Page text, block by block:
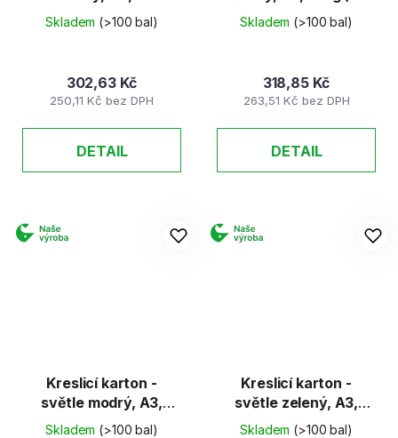
(50 listů)
Skladem (>100 bal)
250,11 Kč bez DPH
302,63 Kč
DETAIL
listů)
Skladem (>100 bal)
263,51 Kč bez DPH
318,85 Kč
DETAIL
Kreslicí karton -
světle modrý, A3,
180g (50 listů)
Skladem (>100 bal)
Kreslicí karton -
světle zelený, A3,
180g (50 listů)
Skladem (>100 bal)